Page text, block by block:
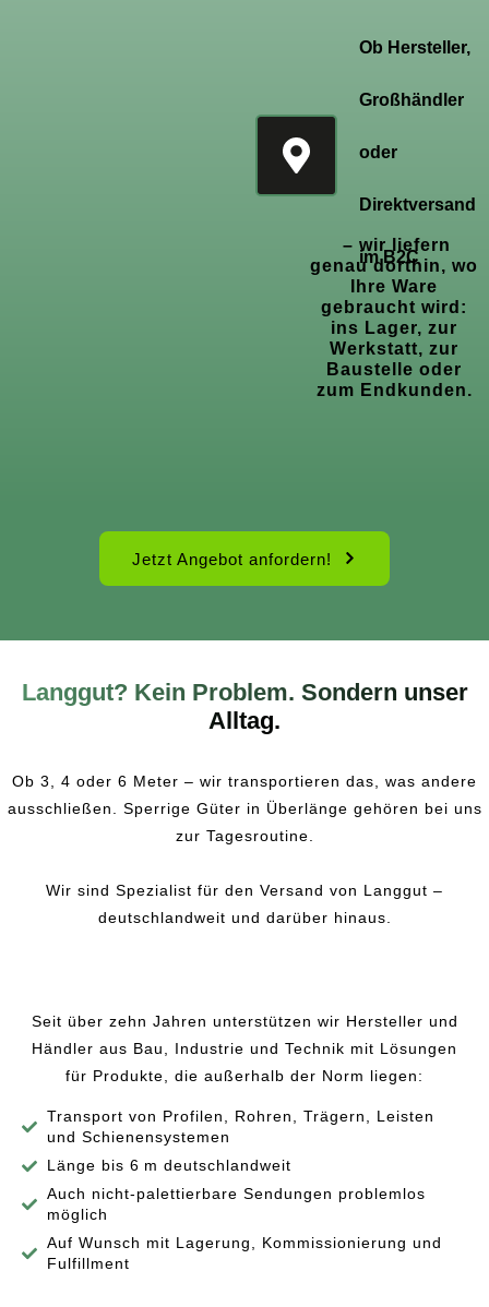
Ob Hersteller,
Großhändler
oder
Direktversand
im B2C
– wir liefern
genau dorthin, wo
Ihre Ware
gebraucht wird:
ins Lager, zur
Werkstatt, zur
Baustelle oder
zum Endkunden.
Jetzt Angebot anfordern!
Langgut? Kein Problem. Sondern unser
Alltag.
Ob 3, 4 oder 6 Meter – wir transportieren das, was andere
ausschließen. Sperrige Güter in Überlänge gehören bei uns
zur Tagesroutine.
Wir sind Spezialist für den Versand von Langgut –
deutschlandweit und darüber hinaus.
Seit über zehn Jahren unterstützen wir Hersteller und
Händler aus Bau, Industrie und Technik mit Lösungen
für Produkte, die außerhalb der Norm liegen:
Transport von Profilen, Rohren, Trägern, Leisten
und Schienensystemen
Länge bis 6 m deutschlandweit
Auch nicht-palettierbare Sendungen problemlos
möglich
Auf Wunsch mit Lagerung, Kommissionierung und
Fulfillment